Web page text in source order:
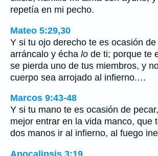
repetía en mi pecho.
Mateo 5:29,30
Y si tu ojo derecho te es ocasión de
arráncalo y écha lo de ti; porque te
se pierda uno de tus miembros, y
cuerpo sea arrojado al infierno.…
Marcos 9:43-48
Y si tu mano te es ocasión de
mejor entrar en la vida manco, que
dos manos ir al infierno, al fuego